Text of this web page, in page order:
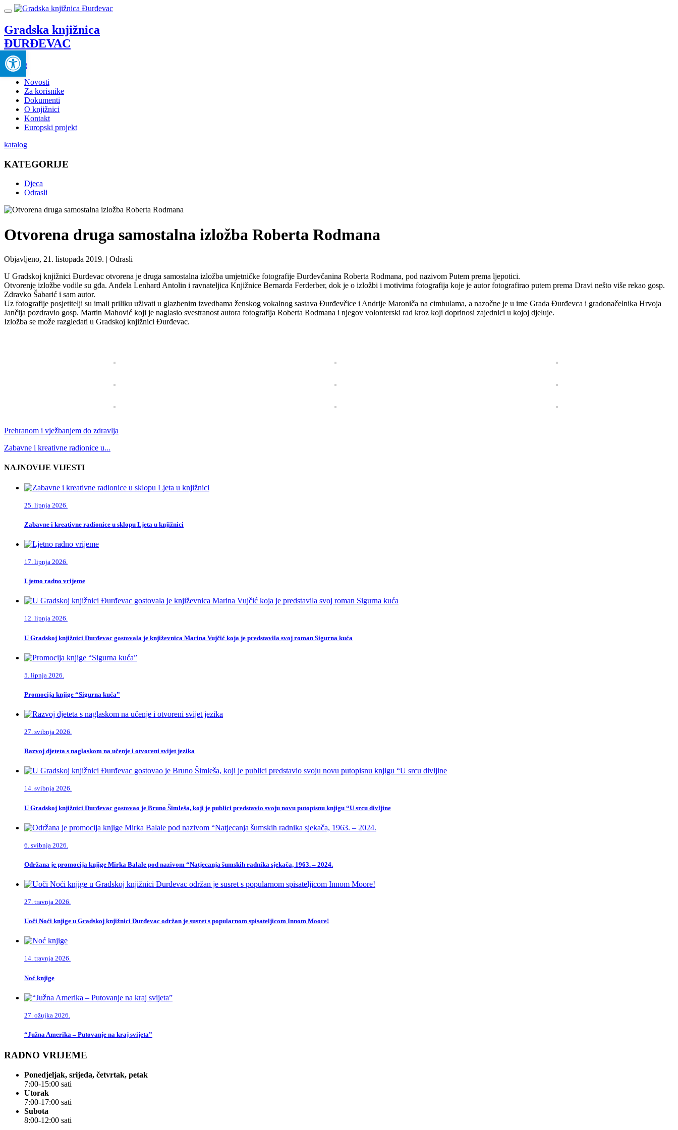
Open toolbar
Gradska knjižnica
ĐURĐEVAC
katalog
Novosti
Za korisnike
Dokumenti
O knjižnici
Kontakt
Europski projekt
katalog
KATEGORIJE
Djeca
Odrasli
Otvorena druga samostalna izložba Roberta Rodmana
Objavljeno, 21. listopada 2019. | Odrasli
U Gradskoj knjižnici Đurđevac otvorena je druga samostalna izložba umjetničke fotografije Đurđevčanina Roberta Rodmana, pod nazivom Putem prema ljepotici.
Otvorenje izložbe vodile su gđa. Anđela Lenhard Antolin i ravnateljica Knjižnice Bernarda Ferderber, dok je o izložbi i motivima fotografija koje je autor fotografirao putem prema Dravi nešto više rekao gosp.
Zdravko Šabarić i sam autor.
Uz fotografije posjetitelji su imali priliku uživati u glazbenim izvedbama ženskog vokalnog sastava Đurđevčice i Andrije Maroniča na cimbulama, a nazočne je u ime Grada Đurđevca i gradonačelnika Hrvoja
Jančija pozdravio gosp. Martin Mahović koji je naglasio svestranost autora fotografija Roberta Rodmana i njegov volonterski rad kroz koji doprinosi zajednici u kojoj djeluje.
Izložba se može razgledati u Gradskoj knjižnici Đurđevac.
Prehranom i vježbanjem do zdravlja
Zabavne i kreativne radionice u...
NAJNOVIJE VIJESTI
25. lipnja 2026.
Zabavne i kreativne radionice u sklopu Ljeta u knjižnici
17. lipnja 2026.
Ljetno radno vrijeme
12. lipnja 2026.
U Gradskoj knjižnici Đurđevac gostovala je književnica Marina Vujčić koja je predstavila svoj roman Sigurna kuća
5. lipnja 2026.
Promocija knjige “Sigurna kuća”
27. svibnja 2026.
Razvoj djeteta s naglaskom na učenje i otvoreni svijet jezika
14. svibnja 2026.
U Gradskoj knjižnici Đurđevac gostovao je Bruno Šimleša, koji je publici predstavio svoju novu putopisnu knjigu “U srcu divljine
6. svibnja 2026.
Održana je promocija knjige Mirka Balale pod nazivom “Natjecanja šumskih radnika sjekača, 1963. – 2024.
27. travnja 2026.
Uoči Noći knjige u Gradskoj knjižnici Đurđevac održan je susret s popularnom spisateljicom Innom Moore!
14. travnja 2026.
Noć knjige
27. ožujka 2026.
“Južna Amerika – Putovanje na kraj svijeta”
RADNO VRIJEME
Ponedjeljak, srijeda, četvrtak, petak
7:00-15:00 sati
Utorak
7:00-17:00 sati
Subota
8:00-12:00 sati